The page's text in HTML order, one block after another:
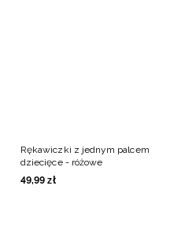
Rękawiczki z jednym palcem
dziecięce - różowe
49,99 zł